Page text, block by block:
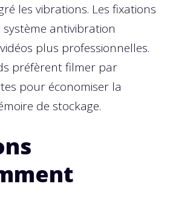
les vibrations. Les fixations
antivibration
plus professionnelles.
préfèrent filmer par
pour économiser la
de stockage.